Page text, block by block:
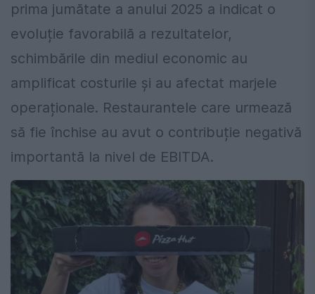
prima jumătate a anului 2025 a indicat o
evoluție favorabilă a rezultatelor,
schimbările din mediul economic au
amplificat costurile și au afectat marjele
operaționale. Restaurantele care urmează
să fie închise au avut o contribuție negativă
importantă la nivel de EBITDA.